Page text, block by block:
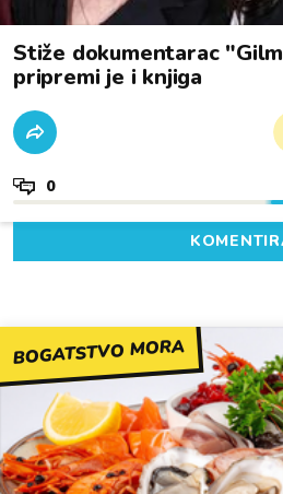
Stiže dokumentarac
pripremi je i knjiga
0
BOGATSTVO MORA